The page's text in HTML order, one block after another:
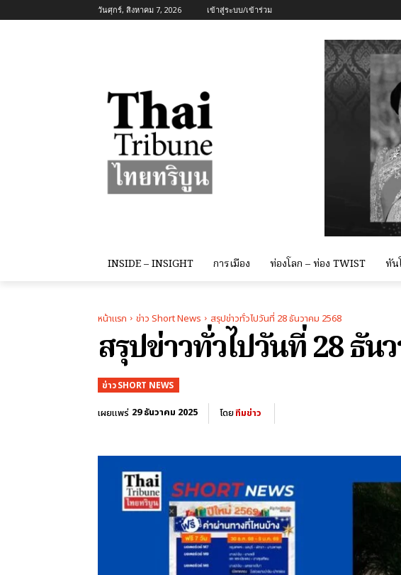
วันศุกร์, สิงหาคม 7, 2026 เข้าสู่ระบบ/เข้าร่วม
INSIDE – INSIGHT การเมือง ท่องโลก – ท่อง TWIST ทัน
หน้าแรก ข่าว Short News สรุปข่าวทั่วไปวันที่ 28 ธันวาคม 2568
สรุปข่าวทั่วไปวันที่ 28 ธัน
ข่าว SHORT NEWS
เผยแพร่ 29 ธันวาคม 2025 โดยทีมข่าว